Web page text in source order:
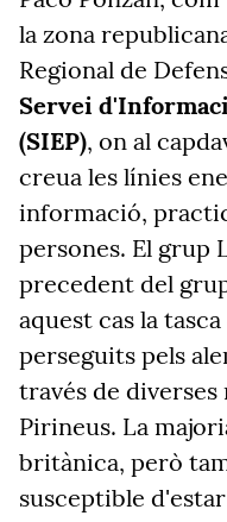
la zona
Regional de
Servei
(SIEP), on al
creua les línies
informació,
persones. El grup
precedent del
aquest cas la
perseguits pels
través de
Pirineus. La
britànica, però
susceptible